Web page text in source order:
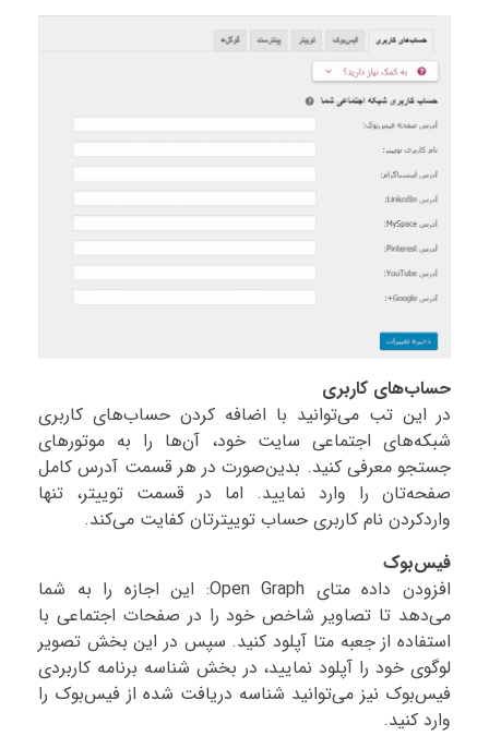
حساب‌های کاربری
در این تب می‌توانید با اضافه کردن حساب‌های کاربری
شبکه‌های اجتماعی سایت خود، آن‌ها را به موتورهای
جستجو معرفی کنید. بدین‌صورت در هر قسمت آدرس کامل
صفحه‌تان را وارد نمایید. اما در قسمت توییتر، تنها
واردکردن نام کاربری حساب توییترتان کفایت می‌کند.
فیس‌بوک
افزودن داده متای Open Graph: این اجازه را به شما
می‌دهد تا تصاویر شاخص خود را در صفحات اجتماعی با
استفاده از جعبه متا آپلود کنید. سپس در این بخش تصویر
لوگوی خود را آپلود نمایید، در بخش شناسه برنامه کاربردی
فیس‌بوک نیز می‌توانید شناسه دریافت شده از فیس‌بوک را
وارد کنید.